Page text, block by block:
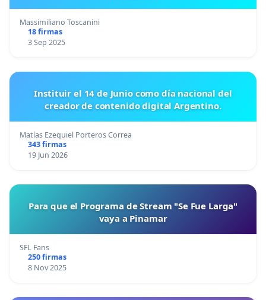
Massimiliano Toscanini
18 firmas
3 Sep 2025
Instituir el 14 de Junio como día nacional del
creador de contenido digital Argentino.
Matías Ezequiel Porteros Correa
343 firmas
19 Jun 2026
Para que el Programa de Stream "Se Fue Larga"
vaya a Pinamar
SFL Fans
250 firmas
8 Nov 2025